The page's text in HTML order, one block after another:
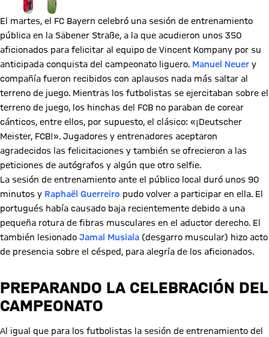
El martes, el FC Bayern celebró una sesión de entrenamiento
pública en la Säbener Straße, a la que acudieron unos 350
aficionados para felicitar al equipo de Vincent Kompany por su
anticipada conquista del campeonato liguero. Manuel Neuer y
compañía fueron recibidos con aplausos nada más saltar al
terreno de juego. Mientras los futbolistas se ejercitaban sobre el
terreno de juego, los hinchas del FCB no paraban de corear
cánticos, entre ellos, por supuesto, el clásico: «¡Deutscher
Meister, FCB!». Jugadores y entrenadores aceptaron
agradecidos las felicitaciones y también se ofrecieron a las
peticiones de autógrafos y algún que otro selfie.
La sesión de entrenamiento ante el público local duró unos 90
minutos y Raphaël Guerreiro pudo volver a participar en ella. El
portugués había causado baja recientemente debido a una
pequeña rotura de fibras musculares en el aductor derecho. El
también lesionado Jamal Musiala (desgarro muscular) hizo acto
de presencia sobre el césped, para alegría de los aficionados.
PREPARANDO LA CELEBRACIÓN DEL
CAMPEONATO
Al igual que para los futbolistas la sesión de entrenamiento del